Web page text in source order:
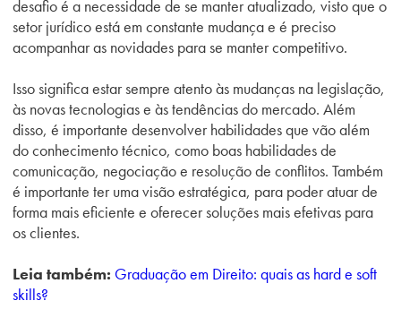
desafio é a necessidade de se manter atualizado, visto que o
setor jurídico está em constante mudança e é preciso
acompanhar as novidades para se manter competitivo.
Isso significa estar sempre atento às mudanças na legislação,
às novas tecnologias e às tendências do mercado. Além
disso, é importante desenvolver habilidades que vão além
do conhecimento técnico, como boas habilidades de
comunicação, negociação e resolução de conflitos. Também
é importante ter uma visão estratégica, para poder atuar de
forma mais eficiente e oferecer soluções mais efetivas para
os clientes.
Leia também: Graduação em Direito: quais as hard e soft
skills?